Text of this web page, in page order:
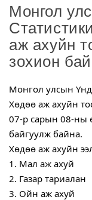
Монгол
аж ахуйн
зохион
Монгол улсын
Хөдөө аж ахуйн
07-р сарын 08-ны
байгуулж байна.
Хөдөө аж ахуйн
1. Мал аж ахуй
2. Газар тариалан
3. Ойн аж ахуй